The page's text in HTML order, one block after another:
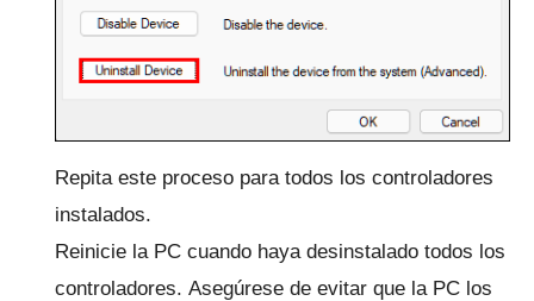
Repita este proceso para todos los controladores
instalados.
Reinicie la PC cuando haya desinstalado todos los
controladores. Asegúrese de evitar que la PC los